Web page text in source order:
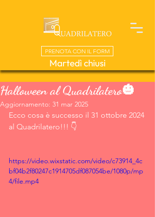
Martedì chiusi
PRENOTA CON IL FORM
Halloween al Quadrilatero🎃
Aggiornamento: 31 mar 2025
Ecco cosa è successo il 31 ottobre 2024
al Quadrilatero!!! 👇
https://video.wixstatic.com/video/c73914_4c
bf04b2f80247c1914705df087054be/1080p/mp
4/file.mp4